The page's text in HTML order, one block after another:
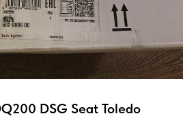
DSG Seat Toledo